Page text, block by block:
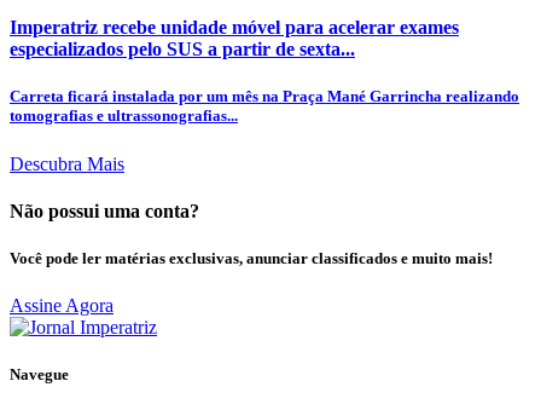
Imperatriz recebe unidade móvel para acelerar exames
especializados pelo SUS a partir de sexta...
Carreta ficará instalada por um mês na Praça Mané Garrincha realizando
tomografias e ultrassonografias...
Descubra Mais
Não possui uma conta?
Você pode ler matérias exclusivas, anunciar classificados e muito mais!
Assine Agora
Navegue